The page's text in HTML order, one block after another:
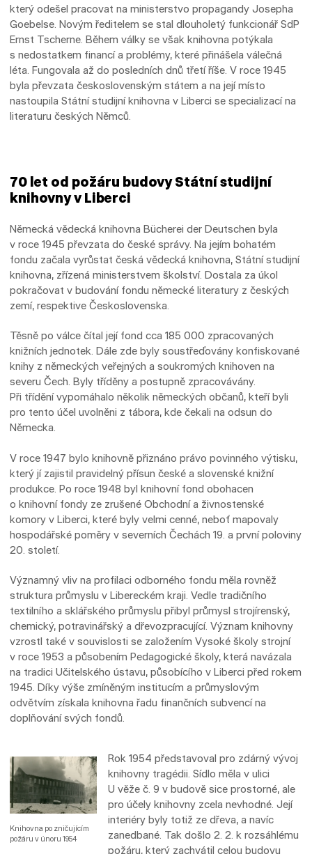
který odešel pracovat na ministerstvo propagandy Josepha
Goebelse. Novým ředitelem se stal dlouholetý funkcionář SdP
Ernst Tscherne. Během války se však knihovna potýkala
s nedostatkem financí a problémy, které přinášela válečná
léta. Fungovala až do posledních dnů třetí říše. V roce 1945
byla převzata československým státem a na její místo
nastoupila Státní studijní knihovna v Liberci se specializací na
literaturu českých Němců.
70 let od požáru budovy Státní studijní
knihovny v Liberci
Německá vědecká knihovna Bücherei der Deutschen byla
v roce 1945 převzata do české správy. Na jejím bohatém
fondu začala vyrůstat česká vědecká knihovna, Státní studijní
knihovna, zřízená ministerstvem školství. Dostala za úkol
pokračovat v budování fondu německé literatury z českých
zemí, respektive Československa.
Těsně po válce čítal její fond cca 185 000 zpracovaných
knižních jednotek. Dále zde byly soustřeďovány konfiskované
knihy z německých veřejných a soukromých knihoven na
severu Čech. Byly tříděny a postupně zpracovávány.
Při třídění vypomáhalo několik německých občanů, kteří byli
pro tento účel uvolněni z tábora, kde čekali na odsun do
Německa.
V roce 1947 bylo knihovně přiznáno právo povinného výtisku,
který jí zajistil pravidelný přísun české a slovenské knižní
produkce. Po roce 1948 byl knihovní fond obohacen
o knihovní fondy ze zrušené Obchodní a živnostenské
komory v Liberci, které byly velmi cenné, neboť mapovaly
hospodářské poměry v severních Čechách 19. a první poloviny
20. století.
Významný vliv na profilaci odborného fondu měla rovněž
struktura průmyslu v Libereckém kraji. Vedle tradičního
textilního a sklářského průmyslu přibyl průmysl strojírenský,
chemický, potravinářský a dřevozpracující. Význam knihovny
vzrostl také v souvislosti se založením Vysoké školy strojní
v roce 1953 a působením Pedagogické školy, která navázala
na tradici Učitelského ústavu, působícího v Liberci před rokem
1945. Díky výše zmíněným institucím a průmyslovým
odvětvím získala knihovna řadu finančních subvencí na
doplňování svých fondů.
Knihovna po zničujícím
požáru v únoru 1954
Rok 1954 představoval pro zdárný vývoj
knihovny tragédii. Sídlo měla v ulici
U věže č. 9 v budově sice prostorné, ale
pro účely knihovny zcela nevhodné. Její
interiéry byly totiž ze dřeva, a navíc
zanedbané. Tak došlo 2. 2. k rozsáhlému
požáru, který zachvátil celou budovu